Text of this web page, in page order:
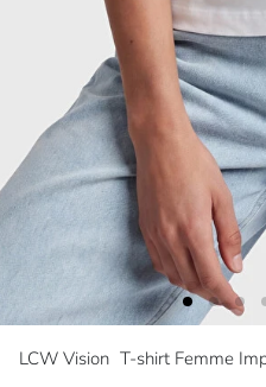
LCW Vision T-shirt Femme